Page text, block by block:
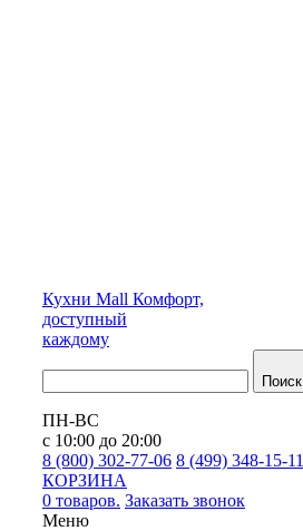
Кухни Mall Комфорт,
доступный
каждому
Поиск
ПН-ВС
с 10:00 до 20:00
8 (800) 302-77-06 8 (499) 348-15-11
КОРЗИНА
0 товаров. Заказать звонок
Меню